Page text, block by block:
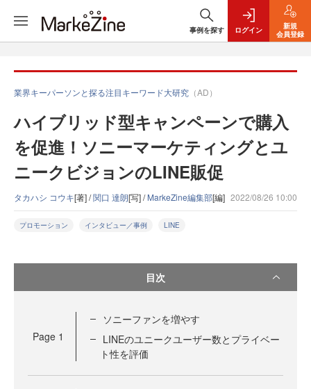
事例を探す ログイン
新規
会員登録
業界キーパーソンと探る注目キーワード大研究 （AD）
ハイブリッド型キャンペーンで購入
を促進！ソニーマーケティングとユ
ニークビジョンのLINE販促
タカハシ コウキ[著] /関口 達朗[写] /MarkeZine編集部[編] 2022/08/26 10:00
プロモーション インタビュー／事例 LINE
目次
Page 1
ソニーファンを増やす
LINEのユニークユーザー数とプライベー
ト性を評価